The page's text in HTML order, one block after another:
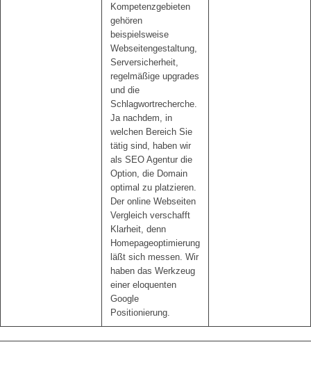
Kompetenzgebieten
gehören
beispielsweise
Webseitengestaltung,
Serversicherheit,
regelmäßige upgrades
und die
Schlagwortrecherche.
Ja nachdem, in
welchen Bereich Sie
tätig sind, haben wir
als SEO Agentur die
Option, die Domain
optimal zu platzieren.
Der online Webseiten
Vergleich verschafft
Klarheit, denn
Homepageoptimierung
läßt sich messen. Wir
haben das Werkzeug
einer eloquenten
Google
Positionierung.